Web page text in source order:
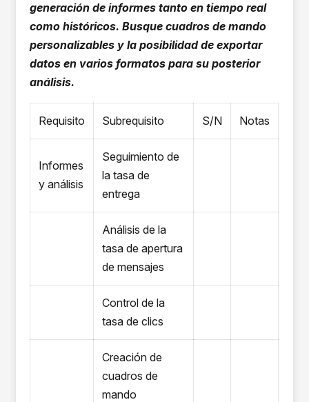
generación de informes tanto en tiempo real
como históricos. Busque cuadros de mando
personalizables y la posibilidad de exportar
datos en varios formatos para su posterior
análisis.
Requisito Subrequisito S/N Notas
Informes
y análisis
Seguimiento de
la tasa de
entrega
Análisis de la
tasa de apertura
de mensajes
Control de la
tasa de clics
Creación de
cuadros de
mando